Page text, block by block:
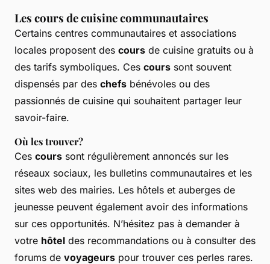
Les cours de cuisine communautaires
Certains centres communautaires et associations
locales proposent des cours de cuisine gratuits ou à
des tarifs symboliques. Ces cours sont souvent
dispensés par des chefs bénévoles ou des
passionnés de cuisine qui souhaitent partager leur
savoir-faire.
Où les trouver?
Ces cours sont régulièrement annoncés sur les
réseaux sociaux, les bulletins communautaires et les
sites web des mairies. Les hôtels et auberges de
jeunesse peuvent également avoir des informations
sur ces opportunités. N’hésitez pas à demander à
votre hôtel des recommandations ou à consulter des
forums de voyageurs pour trouver ces perles rares.